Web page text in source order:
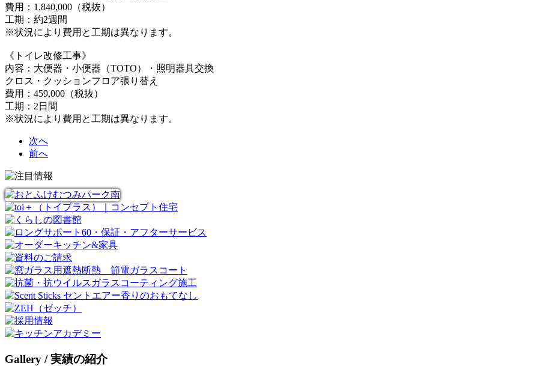
費用：1,840,000（税抜）
工期：約2週間
※状況により費用と工期は異なります。
《トイレ改修工事》
内容：大便器・小便器（TOTO）・照明器具交換
クロス・クッションフロア張り替え
費用：459,000（税抜）
工期：2日間
※状況により費用と工期は異なります。
次へ
前へ
Gallery / 実績の紹介